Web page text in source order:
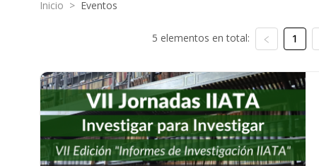
Inicio > Eventos
5 elementos en total: 1